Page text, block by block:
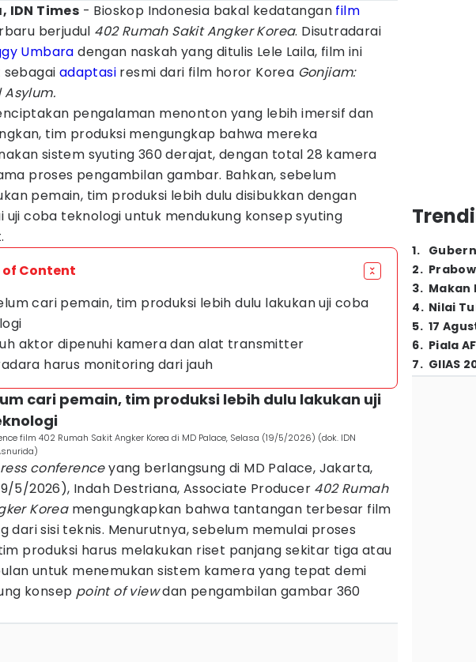
IDN Times - Bioskop Indonesia bakal kedatangan film
berjudul 402 Rumah Sakit Angker Korea. Disutradarai
Umbara dengan naskah yang ditulis Lele Laila, film ini
adaptasi resmi dari film horor Korea Gonjiam:
pengalaman menonton yang lebih imersif dan
tim produksi mengungkap bahwa mereka
sistem syuting 360 derajat, dengan total 28 kamera
proses pengambilan gambar. Bahkan, sebelum
pemain, tim produksi lebih dulu disibukkan dengan
uji coba teknologi untuk mendukung konsep syuting
of Content
cari pemain, tim produksi lebih dulu lakukan uji coba
aktor dipenuhi kamera dan alat transmitter
harus monitoring dari jauh
cari pemain, tim produksi lebih dulu lakukan uji
film 402 Rumah Sakit Angker Korea di MD Palace, Selasa (19/5/2026) (dok. IDN
conferenceyang berlangsung di MD Palace, Jakarta,
5/2026), Indah Destriana, Associate Producer 402 Rumah
Koreamengungkapkan bahwa tantangan terbesar film
dari sisi teknis. Menurutnya, sebelum memulai proses
produksi harus melakukan riset panjang sekitar tiga atau
untuk menemukan sistem kamera yang tepat demi
konsep point of viewdan pengambilan gambar 360
1.
2.
3. Makan
4. Nilai
5. 17
6. Piala
7. GIIAS